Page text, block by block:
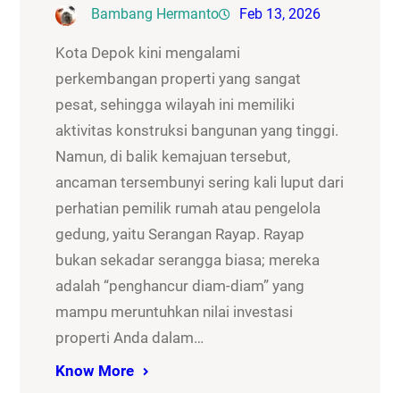
Bambang Hermanto Feb 13, 2026
Kota Depok kini mengalami
perkembangan properti yang sangat
pesat, sehingga wilayah ini memiliki
aktivitas konstruksi bangunan yang tinggi.
Namun, di balik kemajuan tersebut,
ancaman tersembunyi sering kali luput dari
perhatian pemilik rumah atau pengelola
gedung, yaitu Serangan Rayap. Rayap
bukan sekadar serangga biasa; mereka
adalah “penghancur diam-diam” yang
mampu meruntuhkan nilai investasi
properti Anda dalam…
Know More